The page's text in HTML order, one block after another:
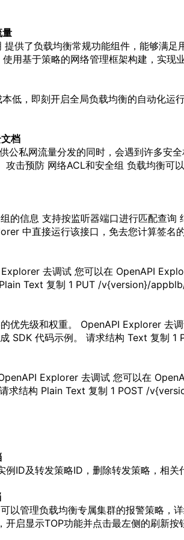
量
提供了负载均衡常规功能组件，能够满足
使用基于策略的网络管理框架构建，实现
低，即刻开启全局负载均衡的自动化运行
档
公私网流量分发的同时，会遇到许多安
攻击预防 网络ACL和安全组 负载均衡可
的信息 支持按监听器端口进行匹配查
中直接运行该接口，免去您计算签名
去调试 您可以在 OpenAPI
Text 复制 1 PUT /v{version}/
的优先级和权重。 OpenAPI Explorer 去
SDK 代码示例。 请求结构 Text 复
Explorer 去调试 您可以在
求结构 Plain Text 复制 1 POST /
例ID及转发策略ID，删除转发策略 ，相关
以管理负载均衡专属集群的报警策略 ，
启显示TOP功能并点击最左侧的刷新